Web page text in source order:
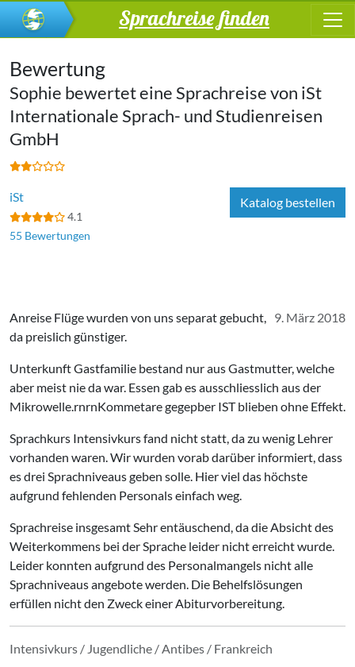
Sprachreise finden
Bewertung
Sophie bewertet eine Sprachreise von iSt
In­ter­na­tio­na­le Sprach- und Stu­di­en­rei­sen
GmbH
iSt
4.1
55 Bewertungen
Katalog bestellen
9. März 2018
Anreise Flüge wurden von uns separat gebucht,
da preislich günstiger.
Unterkunft Gastfamilie bestand nur aus Gastmutter, welche
aber meist nie da war. Essen gab es ausschliesslich aus der
Mikrowelle.rnrnKommetare gegepber IST blieben ohne Effekt.
Sprachkurs Intensivkurs fand nicht statt, da zu wenig Lehrer
vorhanden waren. Wir wurden vorab darüber informiert, dass
es drei Sprachniveaus geben solle. Hier viel das höchste
aufgrund fehlenden Personals einfach weg.
Sprachreise insgesamt Sehr entäuschend, da die Absicht des
Weiterkommens bei der Sprache leider nicht erreicht wurde.
Leider konnten aufgrund des Personalmangels nicht alle
Sprachniveaus angebote werden. Die Behelfslösungen
erfüllen nicht den Zweck einer Abiturvorbereitung.
Intensivkurs / Jugendliche / Antibes / Frankreich